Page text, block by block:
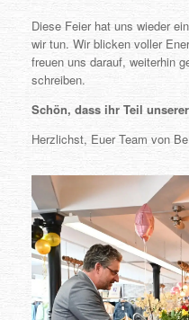
Diese Feier hat uns wieder
wir tun. Wir blicken voller
freuen uns darauf, weiterhin
schreiben.
Schön, dass ihr Teil
Herzlichst, Euer Team von